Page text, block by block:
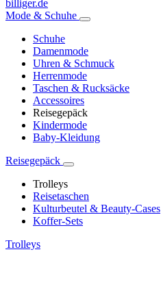
billiger.de
Mode & Schuhe
Schuhe
Damenmode
Uhren & Schmuck
Herrenmode
Taschen & Rucksäcke
Accessoires
Reisegepäck
Kindermode
Baby-Kleidung
Reisegepäck
Trolleys
Reisetaschen
Kulturbeutel & Beauty-Cases
Koffer-Sets
Trolleys